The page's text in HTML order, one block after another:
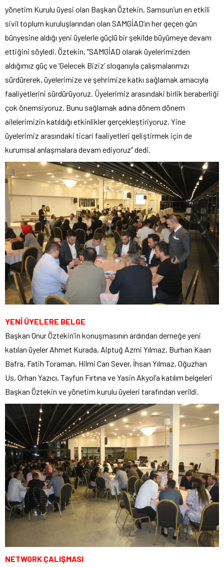
yönetim Kurulu üyesi olan Başkan Öztekin, Samsun’un en etkili
sivil toplum kuruluşlarından olan SAMGİAD’ın her geçen gün
bünyesine aldığı yeni üyelerle güçlü bir şekilde büyümeye devam
ettiğini söyledi. Öztekin, “SAMGİAD olarak üyelerimizden
aldığımız güç ve ‘Gelecek Biziz’ sloganıyla çalışmalarımızı
sürdürerek, üyelerimize ve şehrimize katkı sağlamak amacıyla
faaliyetlerini sürdürüyoruz. Üyelerimiz arasındaki birlik beraberliği
çok önemsiyoruz. Bunu sağlamak adına dönem dönem
ailelerimizin katıldığı etkinlikler gerçekleştiriyoruz. Yine
üyelerimiz arasındaki ticari faaliyetleri geliştirmek için de
kurumsal anlaşmalara devam ediyoruz” dedi.
YENİ ÜYELERE BELGE
Başkan Onur Öztekin’in konuşmasının ardından derneğe yeni
katılan üyeler Ahmet Kurada, Alptuğ Azmi Yılmaz, Burhan Kaan
Bafra, Fatih Toraman, Hilmi Can Sever, İhsan Yılmaz, Oğuzhan
Us, Orhan Yazıcı, Tayfun Fırtına ve Yasin Akyol’a katılım belgeleri
Başkan Öztekin ve yönetim kurulu üyeleri tarafından verildi.
NETWORK ÇALIŞMASI